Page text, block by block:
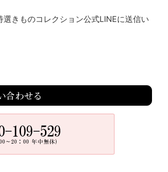
きものコレクション公式LINEに送信い
合わせる